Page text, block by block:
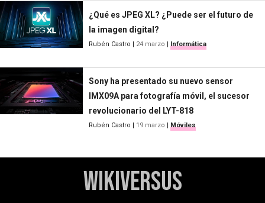
¿Qué es JPEG XL? ¿Puede ser el futuro de
la imagen digital?
Rubén Castro | 24 marzo | Informática
Sony ha presentado su nuevo sensor
IMX09A para fotografía móvil, el sucesor
revolucionario del LYT-818
Rubén Castro | 19 marzo | Móviles
WikiVersus